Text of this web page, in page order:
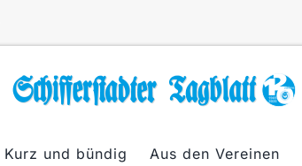
Kurz und bündig Aus den Vereinen